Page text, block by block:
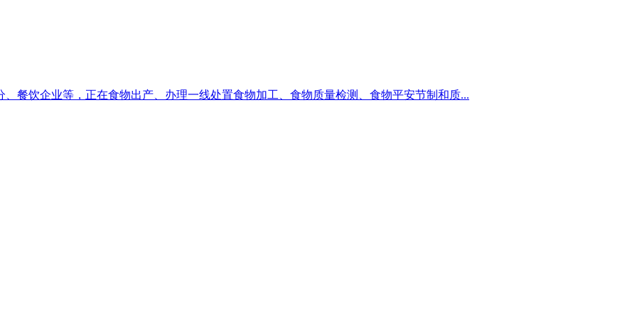
餐饮企业等，正在食物出产、办理一线处置食物加工、食物质量检测、食物平安节制和质...